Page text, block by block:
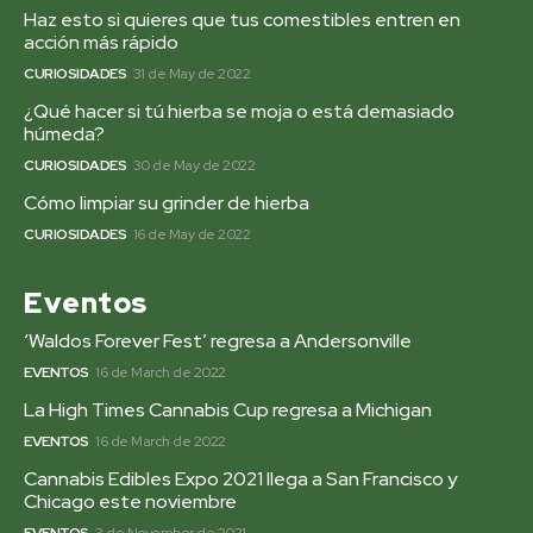
Haz esto si quieres que tus comestibles entren en
acción más rápido
CURIOSIDADES 31 de May de 2022
¿Qué hacer si tú hierba se moja o está demasiado
húmeda?
CURIOSIDADES 30 de May de 2022
Cómo limpiar su grinder de hierba
CURIOSIDADES 16 de May de 2022
Eventos
‘Waldos Forever Fest’ regresa a Andersonville
EVENTOS 16 de March de 2022
La High Times Cannabis Cup regresa a Michigan
EVENTOS 16 de March de 2022
Cannabis Edibles Expo 2021 llega a San Francisco y
Chicago este noviembre